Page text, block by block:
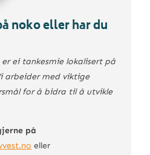
noko eller har du
ei tankesmie lokalisert på
arbeider med viktige
for å bidra til å utvikle
på
eller